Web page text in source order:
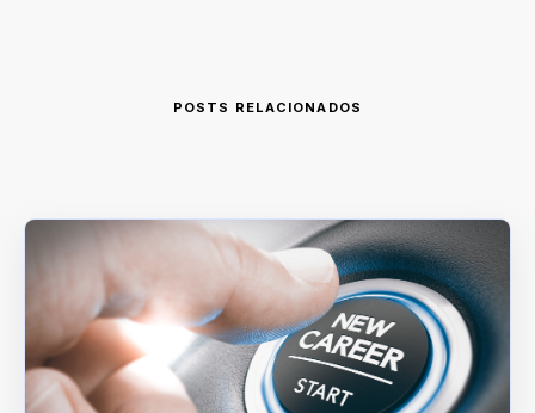
POSTS RELACIONADOS